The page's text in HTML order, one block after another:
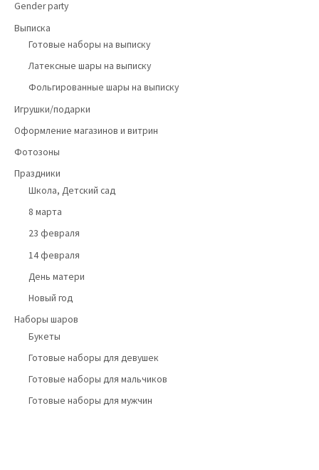
Gender party
Выписка
Готовые наборы на выписку
Латексные шары на выписку
Фольгированные шары на выписку
Игрушки/подарки
Оформление магазинов и витрин
Фотозоны
Праздники
Школа, Детский сад
8 марта
23 февраля
14 февраля
День матери
Новый год
Наборы шаров
Букеты
Готовые наборы для девушек
Готовые наборы для мальчиков
Готовые наборы для мужчин